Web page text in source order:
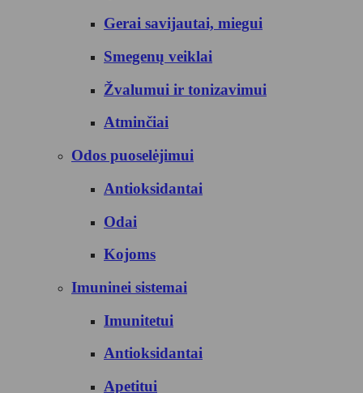
Gerai savijautai, miegui
Smegenų veiklai
Žvalumui ir tonizavimui
Atminčiai
Odos puoselėjimui
Antioksidantai
Odai
Kojoms
Imuninei sistemai
Imunitetui
Antioksidantai
Apetitui